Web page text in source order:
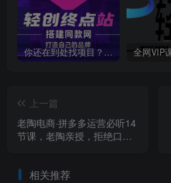
你还在到处找项目？还在当韭菜？我靠卖项目一个月收入5万+，曾经我也是个失败者。
上一篇
老陶电商·拼多多运营必听14
节课，老陶亲授，拒绝口
相关推荐